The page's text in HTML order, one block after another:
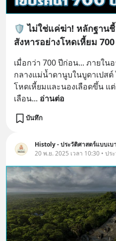
🛡️ ไม่ใช่แค่ฆ่า! หลักฐานชี้
สังหารอย่างโหดเหี้ยม
เมื่อกว่า 700 ปีก่อน... ภายใน
กลางแม่น้ำดานูบในบูดาเปส
โหดเหี้ยมและนองเลือดขึ้น แ
เลือน... อ่านต่อ
บันทึก
Histoly - ประวัติศาสตร์แบบเบ
20 พ.ย. 2025 เวลา 10:30 • ปร